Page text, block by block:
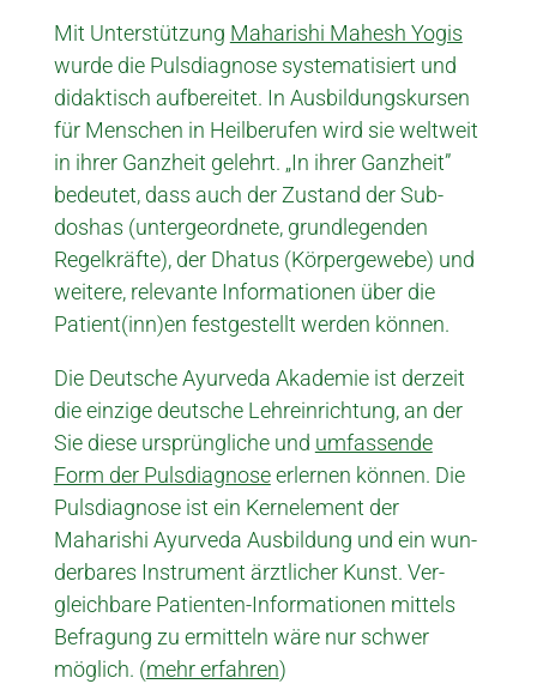
Mit Unter­stützung Maharishi Mahesh Yogis
wurde die Pulsdiagnose syste­ma­tisiert und
didaktisch aufbereitet. In Aus­bildungs­­kursen
für Menschen in Heil­berufen wird sie welt­weit
in ihrer Ganzheit gelehrt. „In ihrer Ganz­heit”
bedeutet, dass auch der Zustand der Sub­
doshas (unter­geordnete, grund­legenden
Regel­­kräfte), der Dhatus (Körper­gewebe) und
weitere, relevante Informationen über die
Patient(inn)en festgestellt werden können.
Die Deutsche Ayurveda Akademie ist derzeit
die einzige deutsche Lehr­einrichtung, an der
Sie diese ur­sprüng­liche und umfas­sende
Form der Pulsdiagnoseerlernen können. Die
Pulsdiagnose ist ein Kern­element der
Maharishi Ayurveda Ausbildung und ein wun­
der­bares Instrument ärztlicher Kunst. Ver­
gleich­bare Patienten-Infor­ma­tionen mittels
Befragung zu ermitteln wäre nur schwer
möglich. (mehr erfahren)